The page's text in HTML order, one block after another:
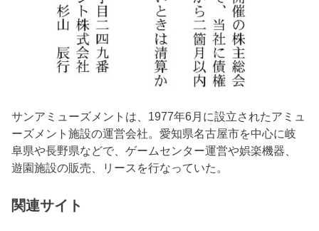
サンアミューズメントは、1977年6月に設立されたアミュ
ーズメント施設の運営会社。愛知県名古屋市を中心に岐
阜県や長野県などで、ゲームセンター運営や娯楽機器、
遊園施設の販売、リースを行なっていた。
関連サイト